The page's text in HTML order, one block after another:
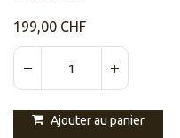
199,00 CHF
Ajouter au panier